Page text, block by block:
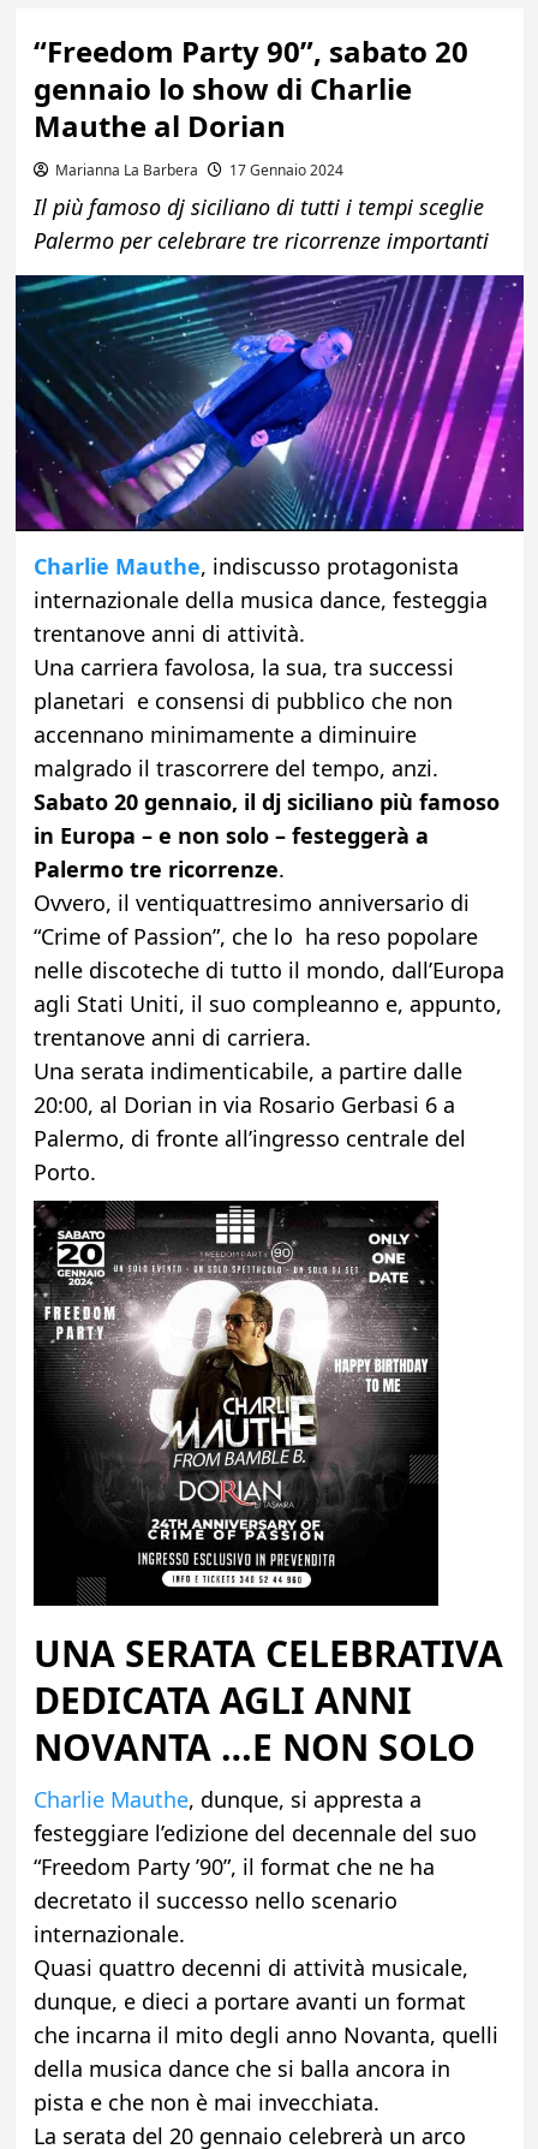
“Freedom Party 90”, sabato 20
gennaio lo show di Charlie
Mauthe al Dorian
Marianna La Barbera 17 Gennaio 2024
Il più famoso dj siciliano di tutti i tempi sceglie
Palermo per celebrare tre ricorrenze importanti
Charlie Mauthe, indiscusso protagonista
internazionale della musica dance, festeggia
trentanove anni di attività.
Una carriera favolosa, la sua, tra successi
planetari e consensi di pubblico che non
accennano minimamente a diminuire
malgrado il trascorrere del tempo, anzi.
Sabato 20 gennaio, il dj siciliano più famoso
in Europa – e non solo – festeggerà a
Palermo tre ricorrenze.
Ovvero, il ventiquattresimo anniversario di
“Crime of Passion”, che lo ha reso popolare
nelle discoteche di tutto il mondo, dall’Europa
agli Stati Uniti, il suo compleanno e, appunto,
trentanove anni di carriera.
Una serata indimenticabile, a partire dalle
20:00, al Dorian in via Rosario Gerbasi 6 a
Palermo, di fronte all’ingresso centrale del
Porto.
UNA SERATA CELEBRATIVA
DEDICATA AGLI ANNI
NOVANTA …E NON SOLO
Charlie Mauthe, dunque, si appresta a
festeggiare l’edizione del decennale del suo
“Freedom Party ’90”, il format che ne ha
decretato il successo nello scenario
internazionale.
Quasi quattro decenni di attività musicale,
dunque, e dieci a portare avanti un format
che incarna il mito degli anno Novanta, quelli
della musica dance che si balla ancora in
pista e che non è mai invecchiata.
La serata del 20 gennaio celebrerà un arco